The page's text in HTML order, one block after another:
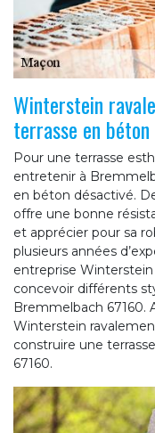
Winterstein
terrasse en
Pour une terrasse
entretenir à
en béton désactivé.
offre une bonne
et apprécier pour sa
plusieurs années
entreprise
concevoir différents
Bremmelbach 67160.
Winterstein
construire une
67160.